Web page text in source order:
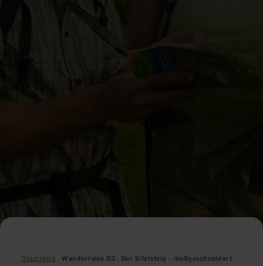
Startseite Wanderreise 02: Der Eifelsteig - maßgeschneidert